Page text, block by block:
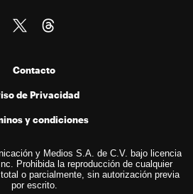
Contacto
de Privacidad
y condiciones
y Medios S.A. de C.V. bajo licencia
Prohibida la reproducción de cualquier
o parcialmente, sin autorización previa
por escrito.